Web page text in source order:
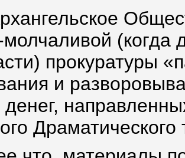
(когда
прокуратуры
и